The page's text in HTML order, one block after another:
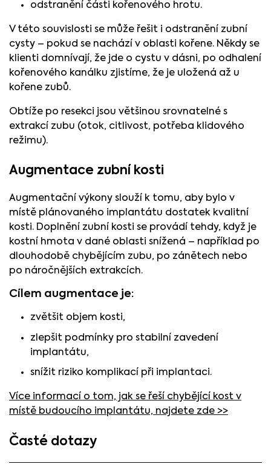
odstranění části kořenového hrotu.
V této souvislosti se může řešit i odstranění zubní
cysty – pokud se nachází v oblasti kořene. Někdy se
klienti domnívají, že jde o cystu v dásni, po odhalení
kořenového kanálku zjistíme, že je uložená až u
kořene zubů.
Obtíže po resekci jsou většinou srovnatelné s
extrakcí zubu (otok, citlivost, potřeba klidového
režimu).
Augmentace zubní kosti
Augmentační výkony slouží k tomu, aby bylo v
místě plánovaného implantátu dostatek kvalitní
kosti. Doplnění zubní kosti se provádí tehdy, když je
kostní hmota v dané oblasti snížená – například po
dlouhodobě chybějícím zubu, po zánětech nebo
po náročnějších extrakcích.
Cílem augmentace je:
zvětšit objem kosti,
zlepšit podmínky pro stabilní zavedení
implantátu,
snížit riziko komplikací při implantaci.
Více informací o tom, jak se řeší chybějící kost v
místě budoucího implantátu, najdete zde >>
Časté dotazy